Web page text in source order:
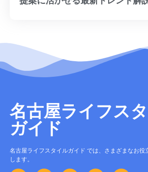
名古屋ライフス
ガイド
名古屋ライフスタイルガイド では、さまざまなお役
します。